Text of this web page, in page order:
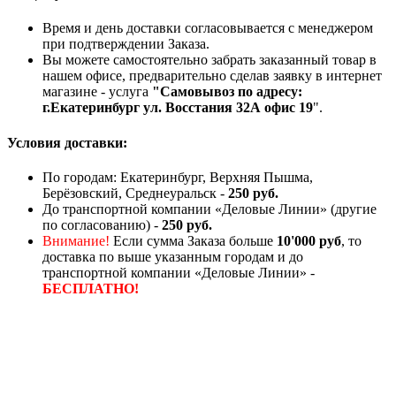
Время и день доставки согласовывается с менеджером
при подтверждении Заказа.
Вы можете самостоятельно забрать заказанный товар в
нашем офисе, предварительно сделав заявку в интернет
магазине - услуга "Самовывоз по адресу:
г.Екатеринбург ул. Восстания 32А офис 19".
Условия доставки:
По городам: Екатеринбург, Верхняя Пышма,
Берёзовский, Среднеуральск - 250 руб.
До транспортной компании «Деловые Линии» (другие
по согласованию) - 250 руб.
Внимание! Если сумма Заказа больше 10'000 руб, то
доставка по выше указанным городам и до
транспортной компании «Деловые Линии» -
БЕСПЛАТНО!